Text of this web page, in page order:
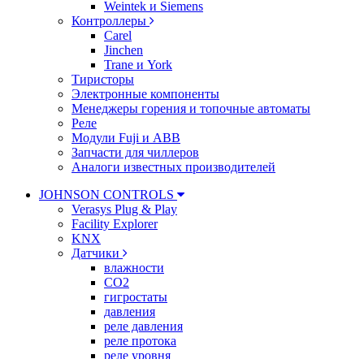
Weintek и Siemens
Контроллеры
Carel
Jinchen
Trane и York
Тиристоры
Электронные компоненты
Менеджеры горения и топочные автоматы
Реле
Модули Fuji и ABB
Запчасти для чиллеров
Аналоги известных производителей
JOHNSON CONTROLS
Verasys Plug & Play
Facility Explorer
KNX
Датчики
влажности
CO2
гигростаты
давления
реле давления
реле протока
реле уровня